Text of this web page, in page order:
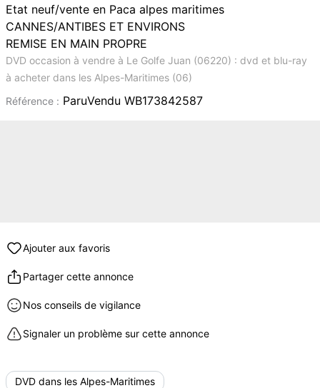
Etat neuf/vente en Paca alpes maritimes
CANNES/ANTIBES ET ENVIRONS
REMISE EN MAIN PROPRE
DVD occasion à vendre à Le Golfe Juan (06220) : dvd et blu-ray
à acheter dans les Alpes-Maritimes (06)
Référence : ParuVendu WB173842587
Ajouter aux favoris
Partager cette annonce
Nos conseils de vigilance
Signaler un problème sur cette annonce
DVD dans les Alpes-Maritimes